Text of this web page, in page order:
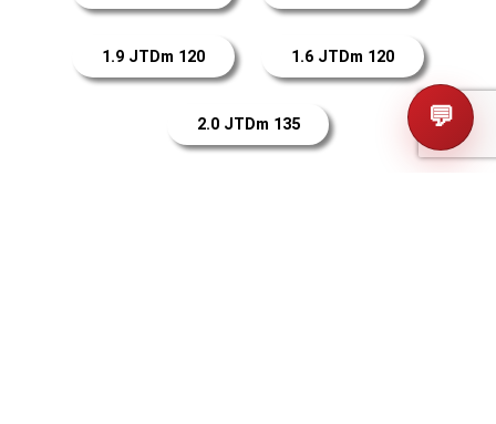
1.9 JTDm 120 1.6 JTDm 120
2.0 JTDm 135 💬